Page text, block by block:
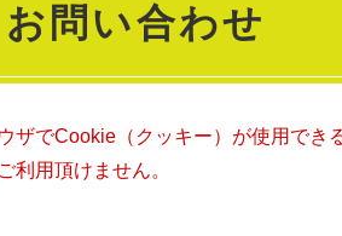
お問い合わせ
ザでCookie（クッキー）が使用でき
利用頂けません。